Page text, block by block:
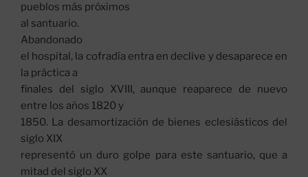
pueblos más próximos
al santuario.
Abandonado
el hospital, la cofradía entra en declive y desaparece en
la práctica a
finales del siglo XVIII, aunque reaparece de nuevo
entre los años 1820 y
1850. La desamortización de bienes eclesiásticos del
siglo XIX
representó un duro golpe para este santuario, que a
mitad del siglo XX